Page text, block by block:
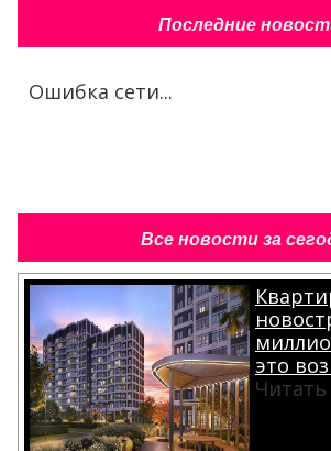
Последние
Ошибка сети...
Все новости за
это